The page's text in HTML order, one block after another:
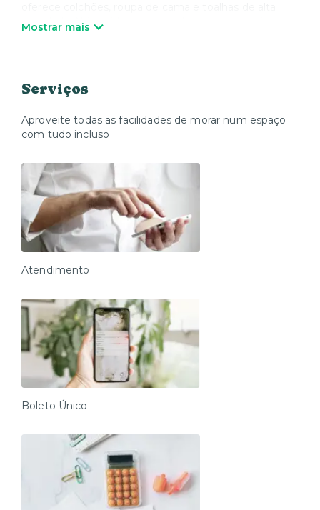
qualidade. Nós cuidamos de tudo para que você possa
Mostrar mais
Serviços
Aproveite todas as facilidades de morar num espaço
com tudo incluso
Atendimento
Boleto Único